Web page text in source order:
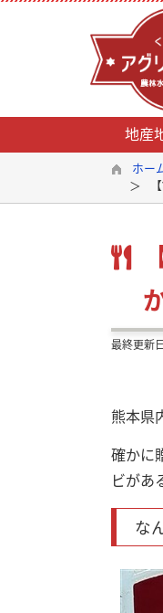
地産
ホー
最終更新
熊本県
確かに
ビがあ
な